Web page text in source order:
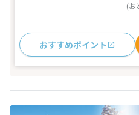
(お
おすすめポイント